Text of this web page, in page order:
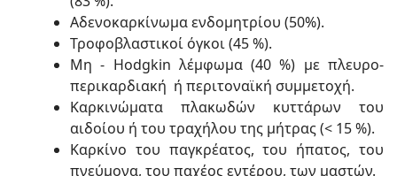
Αδενοκαρκίνωμα ενδομητρίου (50%).
Τροφοβλαστικοί όγκοι (45 %).
Μη - Hodgkin λέμφωμα (40 %) με πλευρο-
περικαρδιακή ή περιτοναϊκή συμμετοχή.
Καρκινώματα πλακωδών κυττάρων του
αιδοίου ή του τραχήλου της μήτρας (< 15 %).
Καρκίνο του παγκρέατος, του ήπατος, του
πνεύμονα, του παχέος εντέρου, των μαστών.